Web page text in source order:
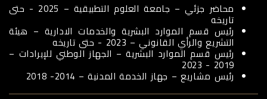
محاضر جزئي – جامعة العلوم التطبيقية – 2025 - حتى
تاريخه
رئيس قسم الموارد البشرية والخدمات الادارية – هيئة
التشريع والرأي القانوني – 2023 - حتى تاريخه
رئيس قسم الموارد البشرية – الجهاز الوطني للإيرادات –
2019 - 2023
رئيس مشاريع – جهاز الخدمة المدنية – 2014- 2018